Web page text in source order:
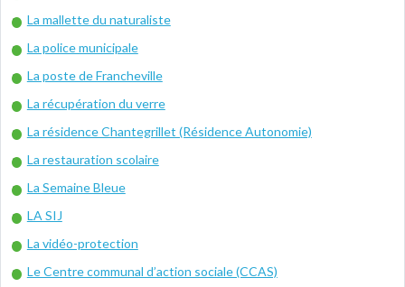
La mallette du naturaliste
La police municipale
La poste de Francheville
La récupération du verre
La résidence Chantegrillet (Résidence Autonomie)
La restauration scolaire
La Semaine Bleue
LA SIJ
La vidéo-protection
Le Centre communal d’action sociale (CCAS)